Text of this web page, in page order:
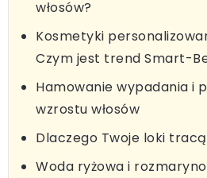
włosów?
Kosmetyki
Czym jest trend Smart-
Hamowanie wypadania i
wzrostu włosów
Dlaczego Twoje loki
Woda ryżowa i